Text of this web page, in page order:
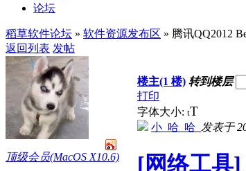
论坛
稻草软件论坛 » 软件资源发布区 » 腾讯QQ2012
返回列表 发帖
顶级会员(MacOS X10.6)
楼主(1 楼) 转到楼层
打印
字体大小: tT
小_哈_哈_ 发表于
[网络工具]